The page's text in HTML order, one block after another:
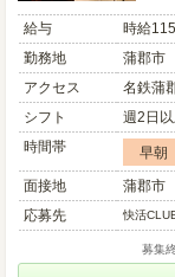
給与
時給
勤務地
蒲郡市
アクセス
名鉄蒲
シフト
週2日
時間帯
早朝
面接地
蒲郡市
応募先
快活
募集